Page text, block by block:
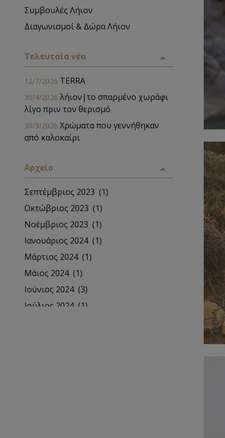
Συμβουλές Λήιον
Διαγωνισμοί & Δώρα Λήιον
Τελευταία νέα
12/7/2026 TERRA
30/4/2026 λήιον|το σπαρμένο χωράφι
λίγο πριν τον θερισμό
30/3/2026 Χρώματα που γεννήθηκαν
από καλοκαίρι
Αρχείο
Σεπτέμβριος 2023 (1)
Οκτώβριος 2023 (1)
Νοέμβριος 2023 (1)
Ιανουάριος 2024 (1)
Μάρτιος 2024 (1)
Μάιος 2024 (1)
Ιούνιος 2024 (3)
Ιούλιος 2024 (1)